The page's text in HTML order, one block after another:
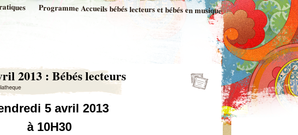
Programme Accueils bébés lecteurs et bébés en musique
2013 : Bébés lecteurs
5 avril 2013
à 10H30